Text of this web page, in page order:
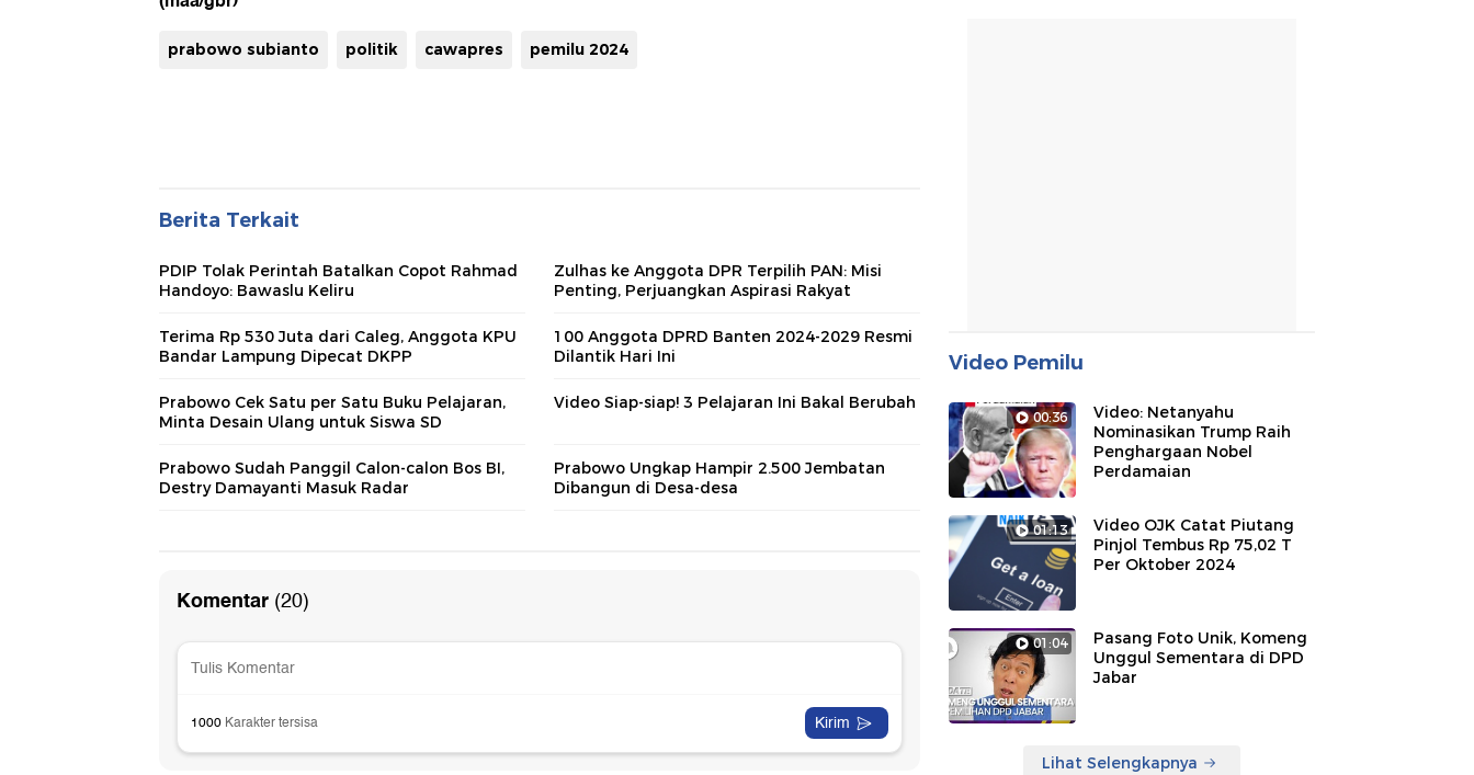
prabowo subianto politik cawapres pemilu 2024
Berita Terkait
PDIP Tolak Perintah Batalkan Copot Rahmad
Handoyo: Bawaslu Keliru
Zulhas ke Anggota DPR Terpilih PAN: Misi
Penting, Perjuangkan Aspirasi Rakyat
Terima Rp 530 Juta dari Caleg, Anggota KPU
Bandar Lampung Dipecat DKPP
100 Anggota DPRD Banten 2024-2029 Resmi
Dilantik Hari Ini
Prabowo Cek Satu per Satu Buku Pelajaran,
Minta Desain Ulang untuk Siswa SD
Video Siap-siap! 3 Pelajaran Ini Bakal Berubah
Prabowo Sudah Panggil Calon-calon Bos BI,
Destry Damayanti Masuk Radar
Prabowo Ungkap Hampir 2.500 Jembatan
Dibangun di Desa-desa
Video Pemilu
00:36
Video: Netanyahu
Nominasikan Trump Raih
Penghargaan Nobel
Perdamaian
01:13
Video OJK Catat Piutang
Pinjol Tembus Rp 75,02 T
Per Oktober 2024
01:04
Pasang Foto Unik, Komeng
Unggul Sementara di DPD
Jabar
Lihat Selengkapnya